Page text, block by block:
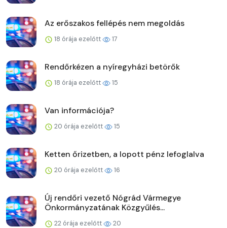
Az erőszakos fellépés nem megoldás
18 órája ezelőtt 17
Rendőrkézen a nyíregyházi betörők
18 órája ezelőtt 15
Van információja?
20 órája ezelőtt 15
Ketten őrizetben, a lopott pénz lefoglalva
20 órája ezelőtt 16
Új rendőri vezető Nógrád Vármegye
Önkormányzatának Közgyűlés...
22 órája ezelőtt 20